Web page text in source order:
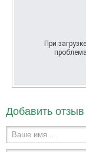
При
Добавить отзыв
Ваше имя...